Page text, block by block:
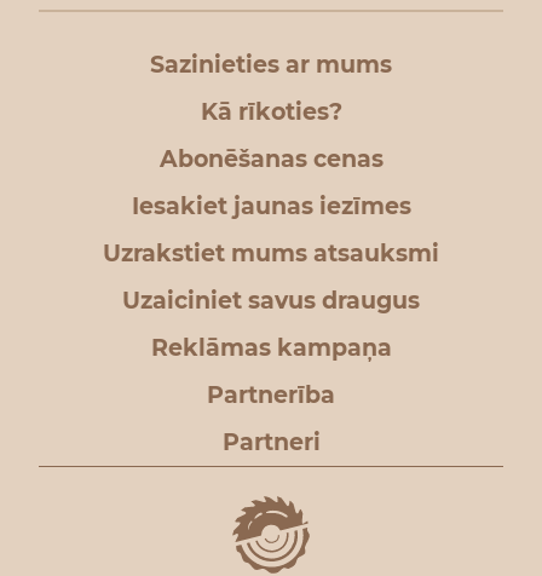
Sazinieties ar mums
Kā rīkoties?
Abonēšanas cenas
Iesakiet jaunas iezīmes
Uzrakstiet mums atsauksmi
Uzaiciniet savus draugus
Reklāmas kampaņa
Partnerība
Partneri